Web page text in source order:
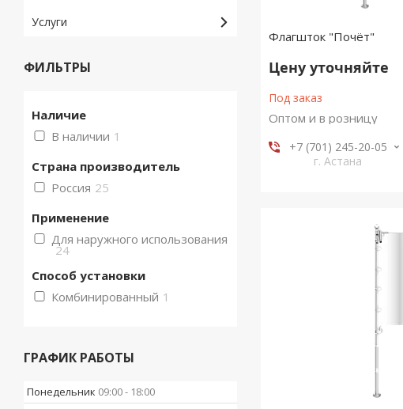
Флагшток "Почёт"
Цену уточняйте
Под заказ
Оптом и в розницу
+7 (701) 245-20-05
г. Астана
Услуги
ФИЛЬТРЫ
Наличие
В наличии 1
Страна производитель
Россия 25
Применение
Для наружного использования
24
Способ установки
Комбинированный 1
ГРАФИК РАБОТЫ
Понедельник 09:00
18:00